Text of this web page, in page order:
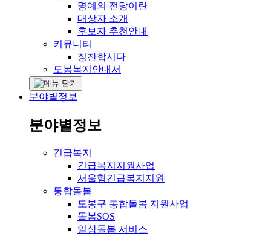
명예의 전당이란
대상자 소개
후보자 추천안내
커뮤니티
칭찬합시다
도봉복지안내서
분야별정보
분야별정보
긴급복지
긴급복지지원사업
서울형긴급복지지원
통합돌봄
도봉구 통합돌봄 지원사업
돌봄SOS
일상돌봄 서비스